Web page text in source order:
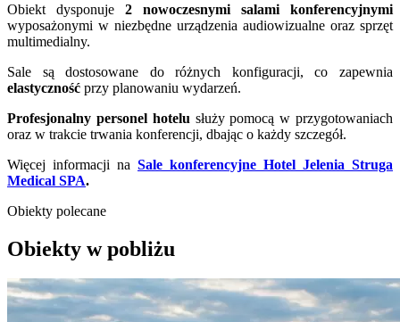
Obiekt dysponuje 2 nowoczesnymi salami konferencyjnymi
wyposażonymi w niezbędne urządzenia audiowizualne oraz sprzęt
multimedialny.
Sale są dostosowane do różnych konfiguracji, co zapewnia
elastyczność przy planowaniu wydarzeń.
Profesjonalny personel hotelu służy pomocą w przygotowaniach
oraz w trakcie trwania konferencji, dbając o każdy szczegół.
Więcej informacji na Sale konferencyjne Hotel Jelenia Struga
Medical SPA.
Obiekty polecane
Obiekty w pobliżu